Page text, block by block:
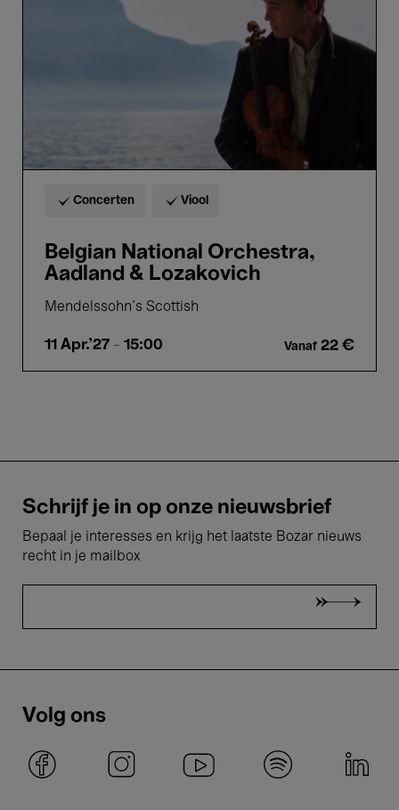
Concerten Viool
Belgian National Orchestra,
Aadland & Lozakovich
Mendelssohn's Scottish
11 Apr.'27 - 15:00 Vanaf 22 €
Schrijf je in op onze nieuwsbrief
Bepaal je interesses en krijg het laatste Bozar nieuws
recht in je mailbox
Volg ons